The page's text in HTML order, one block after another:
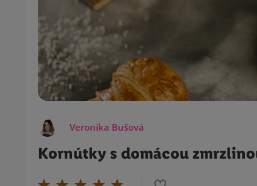
Veronika Bušová
Kornútky s domácou